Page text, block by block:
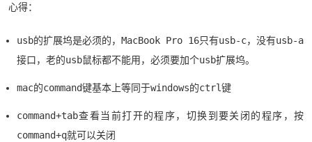
心得：
usb的扩展坞是必须的，MacBook Pro 16只有usb-c，没有usb-a
接口，老的usb鼠标都不能用，必须要加个usb扩展坞。
mac的command键基本上等同于windows的ctrl键
command+tab查看当前打开的程序，切换到要关闭的程序，按
command+q就可以关闭